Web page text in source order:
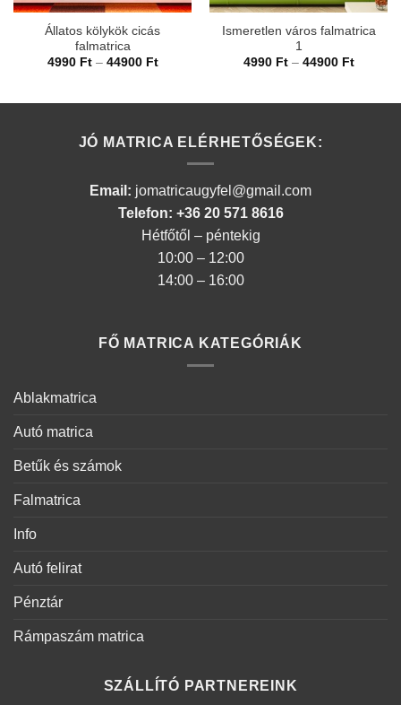
Állatos kölykök cicás
falmatrica
4990 Ft – 44900 FtÁrtartomány:
Ismeretlen város falmatrica
1
4990 Ft – 44900 Ft
JÓ MATRICA ELÉRHETŐSÉGEK:
Email: jomatricaugyfel@gmail.com
Telefon: +36 20 571 8616
Hétfőtől – péntekig
10:00 – 12:00
14:00 – 16:00
FŐ MATRICA KATEGÓRIÁK
Ablakmatrica
Autó matrica
Betűk és számok
Falmatrica
Info
Autó felirat
Pénztár
Rámpaszám matrica
SZÁLLÍTÓ PARTNEREINK